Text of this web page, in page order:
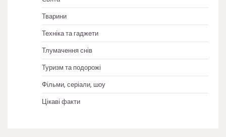
Тварини
Техніка та гаджети
Тлумачення снів
Туризм та подорожі
Фільми, серіали, шоу
Цікаві факти